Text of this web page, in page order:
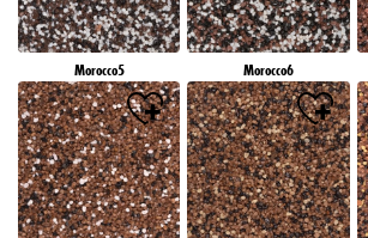
Morocco5 Morocco6